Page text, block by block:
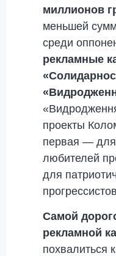
миллионов
меньшей
среди
рекламные
проекты
первая —
любителей
для
Самой
рекламной
похвалиться